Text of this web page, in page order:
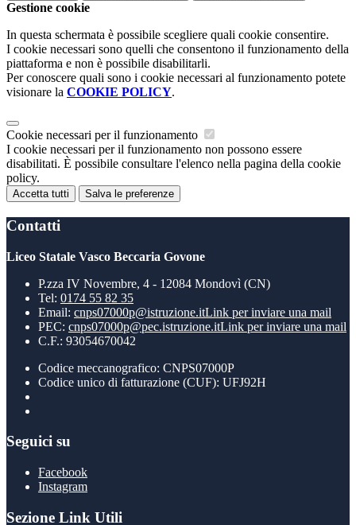
Gestione cookie
In questa schermata è possibile scegliere quali cookie consentire.
I cookie necessari sono quelli che consentono il funzionamento della
piattaforma e non è possibile disabilitarli.
Per conoscere quali sono i cookie necessari al funzionamento potete
visionare la COOKIE POLICY.
Cookie necessari per il funzionamento
I cookie necessari per il funzionamento non possono essere
disabilitati. È possibile consultare l'elenco nella pagina della cookie
policy.
Accetta tutti Salva le preferenze
Contatti
Liceo Statale Vasco Beccaria Govone
P.zza IV Novembre, 4 - 12084 Mondovì (CN)
Tel: 0174 55 82 35
Email: cnps07000p@istruzione.itLink per inviare una mail
PEC: cnps07000p@pec.istruzione.itLink per inviare una mail
C.F.: 93054670042
Codice meccanografico: CNPS07000P
Codice unico di fatturazione (CUF): UFJ92H
Seguici su
Facebook
Instagram
Sezione Link Utili